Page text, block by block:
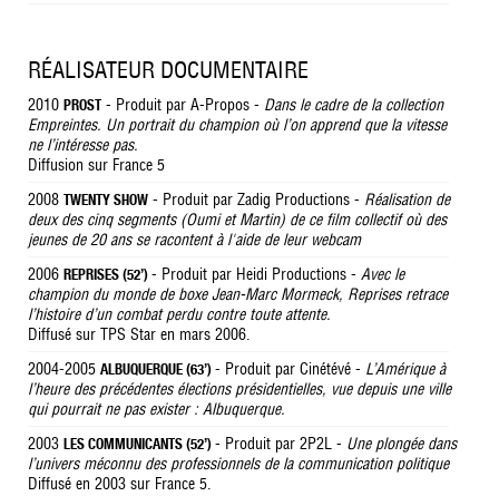
RÉALISATEUR DOCUMENTAIRE
2010 PROST - Produit par A-Propos - Dans le cadre de la collection
Empreintes. Un portrait du champion où l’on apprend que la vitesse
ne l’intéresse pas.
Diffusion sur France 5
2008 TWENTY SHOW - Produit par Zadig Productions - Réalisation de
deux des cinq segments (Oumi et Martin) de ce film collectif où des
jeunes de 20 ans se racontent à l'aide de leur webcam
2006 REPRISES (52’) - Produit par Heidi Productions - Avec le
champion du monde de boxe Jean-Marc Mormeck, Reprises retrace
l’histoire d’un combat perdu contre toute attente.
Diffusé sur TPS Star en mars 2006.
2004-2005 ALBUQUERQUE (63’) - Produit par Cinétévé - L’Amérique à
l’heure des précédentes élections présidentielles, vue depuis une ville
qui pourrait ne pas exister : Albuquerque.
2003 LES COMMUNICANTS (52’) - Produit par 2P2L - Une plongée dans
l’univers méconnu des professionnels de la communication politique
Diffusé en 2003 sur France 5.